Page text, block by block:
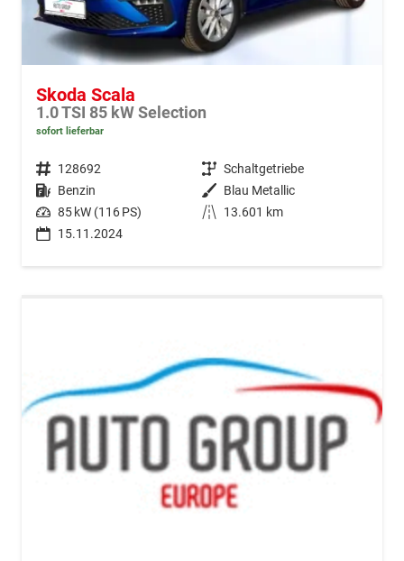
Skoda Scala
1.0 TSI 85 kW Selection
sofort lieferbar
Fahrzeugnr. 128692 Getriebe Schaltgetriebe
Kraftstoff Benzin Außenfarbe Blau Metallic
Leistung 85 kW (116 PS) Kilometerstand
13.601 km
15.11.2024